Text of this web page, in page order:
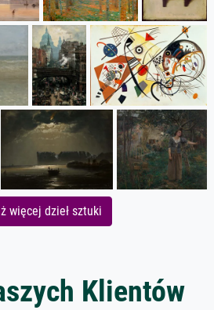
więcej dzieł sztuki
Klientów